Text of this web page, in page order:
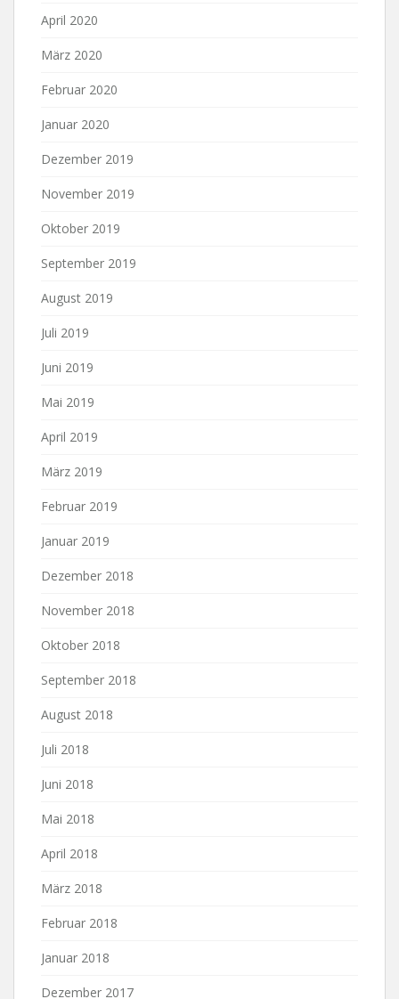
April 2020
März 2020
Februar 2020
Januar 2020
Dezember 2019
November 2019
Oktober 2019
September 2019
August 2019
Juli 2019
Juni 2019
Mai 2019
April 2019
März 2019
Februar 2019
Januar 2019
Dezember 2018
November 2018
Oktober 2018
September 2018
August 2018
Juli 2018
Juni 2018
Mai 2018
April 2018
März 2018
Februar 2018
Januar 2018
Dezember 2017